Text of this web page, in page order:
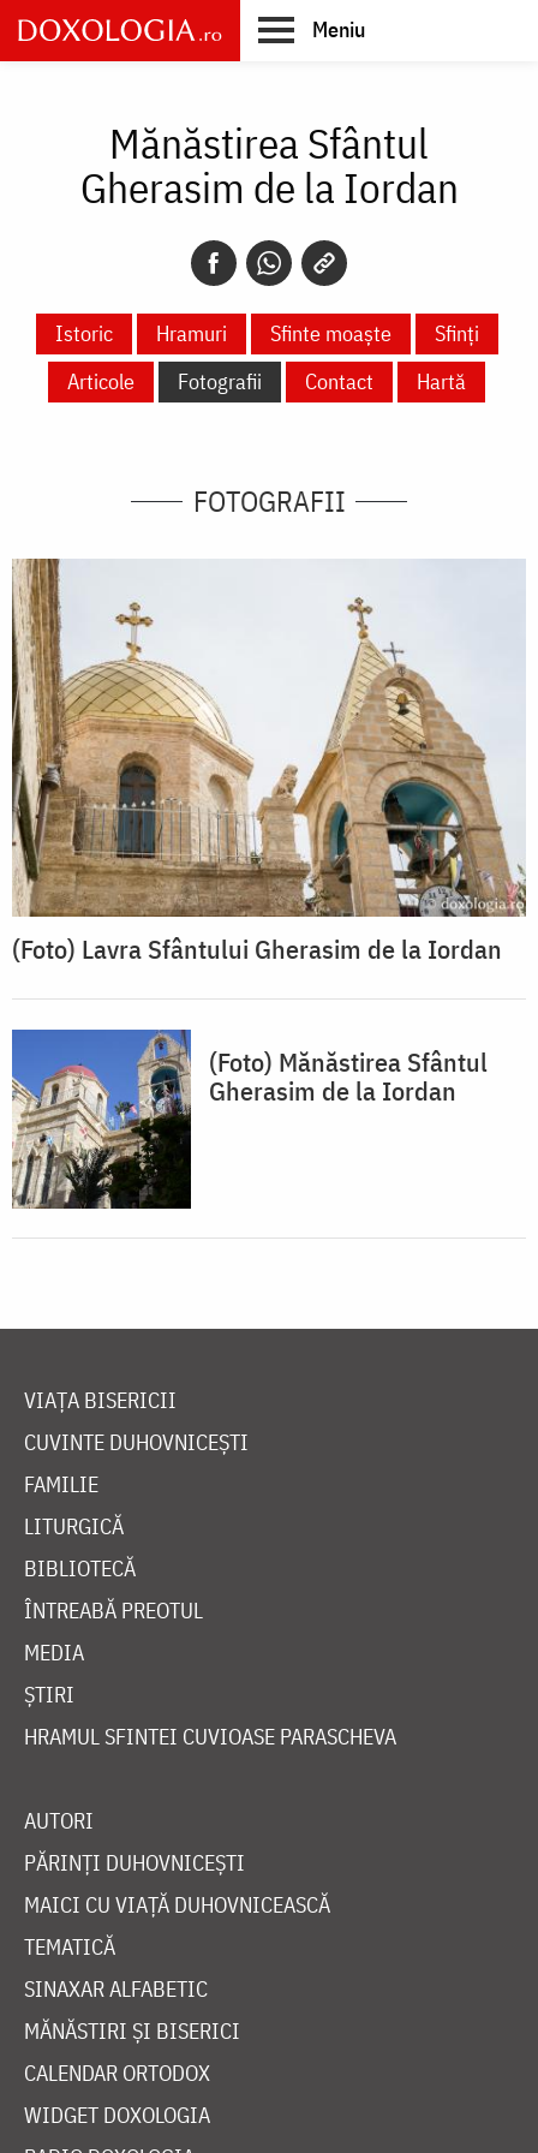
Skip
to
main
Meniu
Mănăstirea Sfântul
Gherasim de la Iordan
Istoric Hramuri Sfinte moaște
Sfinți
Articole
Fotografii Contact Hartă
FOTOGRAFII
(Foto) Lavra Sfântului Gherasim de la Iordan
(Foto) Mănăstirea Sfântul
Gherasim de la Iordan
VIAȚA BISERICII
CUVINTE DUHOVNICEȘTI
FAMILIE
LITURGICĂ
BIBLIOTECĂ
ÎNTREABĂ PREOTUL
MEDIA
ȘTIRI
HRAMUL SFINTEI CUVIOASE PARASCHEVA
AUTORI
PĂRINȚI DUHOVNICEȘTI
MAICI CU VIAȚĂ DUHOVNICEASCĂ
TEMATICĂ
SINAXAR ALFABETIC
MĂNĂSTIRI ȘI BISERICI
CALENDAR ORTODOX
WIDGET DOXOLOGIA